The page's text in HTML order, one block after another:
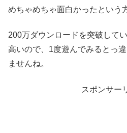
めちゃめちゃ面白かったという
200万ダウンロードを突破して
高いので、1度遊んでみるとっ
ませんね。
スポンサー